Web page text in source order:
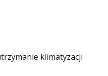
klimatyzacji